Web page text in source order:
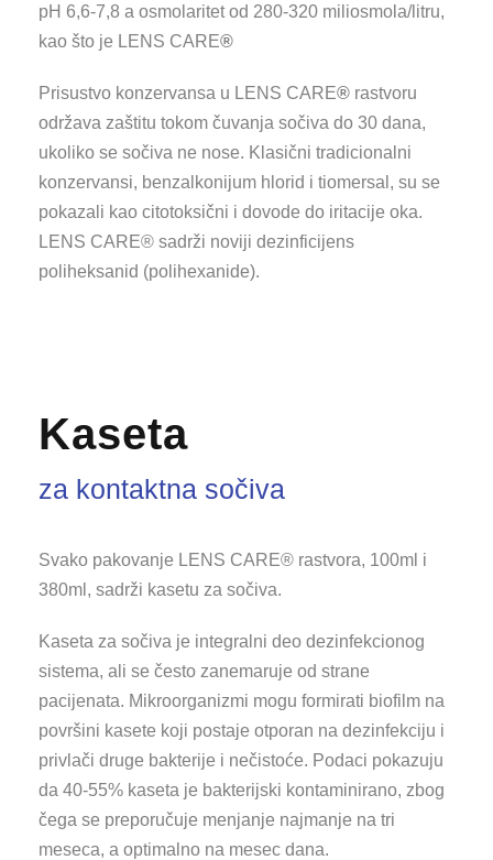
pH 6,6-7,8 a osmolaritet od 280-320 miliosmola/litru,
kao što je LENS CARE®
Prisustvo konzervansa u LENS CARE® rastvoru
održava zaštitu tokom čuvanja sočiva do 30 dana,
ukoliko se sočiva ne nose. Klasični tradicionalni
konzervansi, benzalkonijum hlorid i tiomersal, su se
pokazali kao citotoksični i dovode do iritacije oka.
LENS CARE® sadrži noviji dezinficijens
poliheksanid (polihexanide).
Kaseta
za kontaktna sočiva
Svako pakovanje LENS CARE® rastvora, 100ml i
380ml, sadrži kasetu za sočiva.
Kaseta za sočiva je integralni deo dezinfekcionog
sistema, ali se često zanemaruje od strane
pacijenata. Mikroorganizmi mogu formirati biofilm na
površini kasete koji postaje otporan na dezinfekciju i
privlači druge bakterije i nečistoće. Podaci pokazuju
da 40-55% kaseta je bakterijski kontaminirano, zbog
čega se preporučuje menjanje najmanje na tri
meseca, a optimalno na mesec dana.